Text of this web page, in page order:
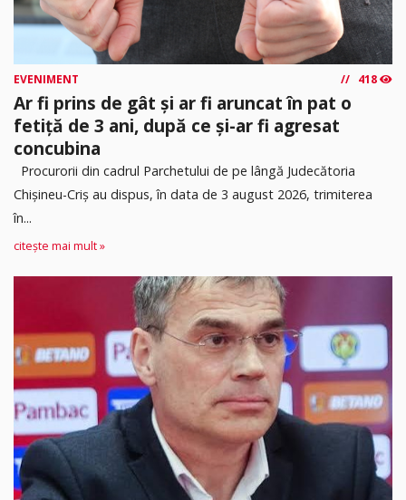
EVENIMENT 418
Ar fi prins de gât și ar fi aruncat în pat o
fetiță de 3 ani, după ce și-ar fi agresat
concubina
Procurorii din cadrul Parchetului de pe lângă Judecătoria
Chișineu-Criș au dispus, în data de 3 august 2026, trimiterea
în...
citește mai mult »